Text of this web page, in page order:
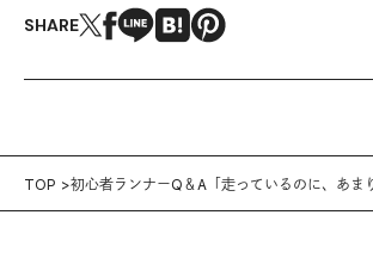
SHARE
TOP
初心者ランナーQ＆A「走っているのに、あま